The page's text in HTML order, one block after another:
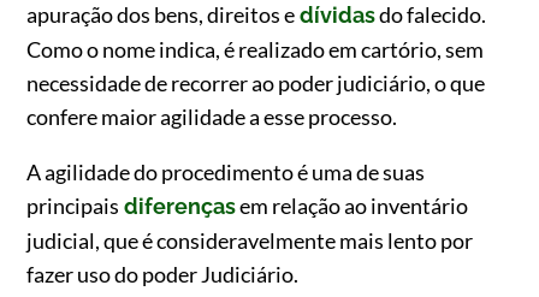
apuração dos bens, direitos edívidasdo falecido.
Como o nome indica, é realizado em cartório, sem
necessidade de recorrer ao poder judiciário, o que
confere maior agilidade a esse processo.
A agilidade do procedimento é uma de suas
principais diferençasem relação ao inventário
judicial, que é consideravelmente mais lento por
fazer uso do poder Judiciário.